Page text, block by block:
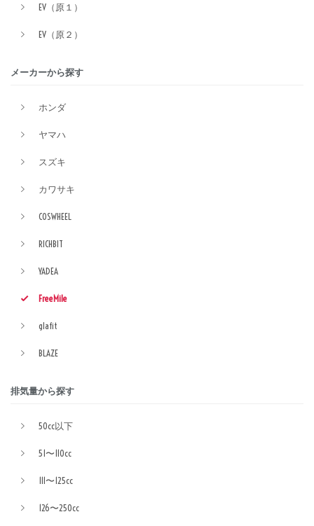
EV（原１）
EV（原２）
メーカーから探す
ホンダ
ヤマハ
スズキ
カワサキ
COSWHEEL
RICHBIT
YADEA
FreeMile
glafit
BLAZE
排気量から探す
50cc以下
51〜110cc
111〜125cc
126〜250cc